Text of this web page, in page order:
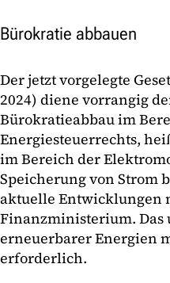
Bürokratie abbauen
Der jetzt vorgelegte
2024) diene vorrangig
Bürokratieabbau im
Energiesteuerrechts,
im Bereich der
Speicherung von Strom
aktuelle Entwicklungen
Finanzministerium. Das
erneuerbarer Energien
erforderlich.